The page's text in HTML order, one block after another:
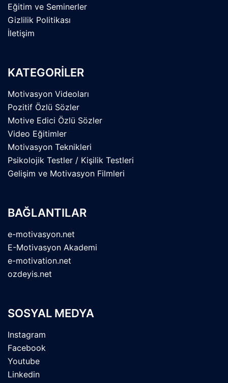
Eğitim ve Seminerler
Gizlilik Politikası
İletişim
KATEGORİLER
Motivasyon Videoları
Pozitif Özlü Sözler
Motive Edici Özlü Sözler
Video Eğitimler
Motivasyon Teknikleri
Psikolojik Testler / Kişilik Testleri
Gelişim ve Motivasyon Filmleri
BAĞLANTILAR
e-motivasyon.net
E-Motivasyon Akademi
e-motivation.net
ozdeyis.net
SOSYAL MEDYA
Instagram
Facebook
Youtube
Linkedin